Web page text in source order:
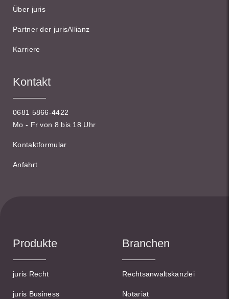
Über juris
Partner der jurisAllianz
Karriere
Kontakt
0681 5866-4422
Mo - Fr von 8 bis 18 Uhr
Kontaktformular
Anfahrt
Produkte
juris Recht
juris Business
Branchen
Rechtsanwaltskanzlei
Notariat